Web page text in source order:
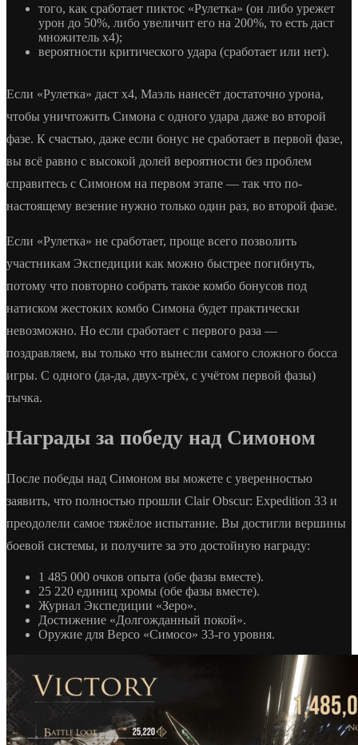
того, как сработает пиктос «Рулетка» (он либо урежет
урон до 50%, либо увеличит его на 200%, то есть даст
множитель x4);
вероятности критического удара (сработает или нет).
Если «Рулетка» даст х4, Маэль нанесёт достаточно урона,
чтобы уничтожить Симона с одного удара даже во второй
фазе. К счастью, даже если бонус не сработает в первой фазе,
вы всё равно с высокой долей вероятности без проблем
справитесь с Симоном на первом этапе — так что по-
настоящему везение нужно только один раз, во второй фазе.
Если «Рулетка» не сработает, проще всего позволить
участникам Экспедиции как можно быстрее погибнуть,
потому что повторно собрать такое комбо бонусов под
натиском жестоких комбо Симона будет практически
невозможно. Но если сработает с первого раза —
поздравляем, вы только что вынесли самого сложного босса
игры. С одного (да-да, двух-трёх, с учётом первой фазы)
тычка.
Награды за победу над Симоном
После победы над Симоном вы можете с уверенностью
заявить, что полностью прошли Clair Obscur: Expedition 33 и
преодолели самое тяжёлое испытание. Вы достигли вершины
боевой системы, и получите за это достойную награду:
1 485 000 очков опыта (обе фазы вместе).
25 220 единиц хромы (обе фазы вместе).
Журнал Экспедиции «Зеро».
Достижение «Долгожданный покой».
Оружие для Версо «Симосо» 33-го уровня.